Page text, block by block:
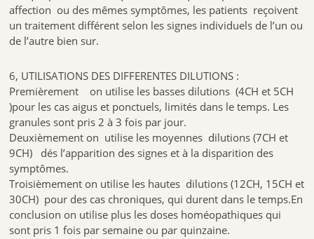
affection ou des mêmes symptômes, les patients reçoivent
un traitement différent selon les signes individuels de l’un ou
de l’autre bien sur.
6, UTILISATIONS DES DIFFERENTES DILUTIONS :
Premièrement on utilise les basses dilutions (4CH et 5CH
)pour les cas aigus et ponctuels, limités dans le temps. Les
granules sont pris 2 à 3 fois par jour.
Deuxièmement on utilise les moyennes dilutions (7CH et
9CH) dés l’apparition des signes et à la disparition des
symptômes.
Troisièmement on utilise les hautes dilutions (12CH, 15CH et
30CH) pour des cas chroniques, qui durent dans le temps.En
conclusion on utilise plus les doses homéopathiques qui
sont pris 1 fois par semaine ou par quinzaine.